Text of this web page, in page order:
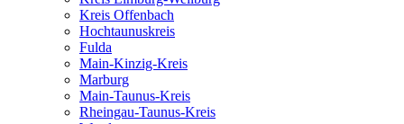
Kreis Offenbach
Hochtaunuskreis
Fulda
Main-Kinzig-Kreis
Marburg
Main-Taunus-Kreis
Rheingau-Taunus-Kreis